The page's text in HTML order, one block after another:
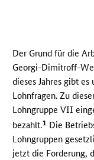
Der Grund für die
Georgi-Dimitroff-
dieses Jahres gibt
Lohnfragen. Zu
Lohngruppe VII
bezahlt.1 Die
Lohngruppen
jetzt die Forderung,